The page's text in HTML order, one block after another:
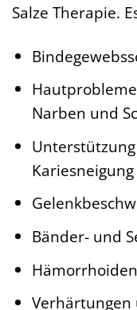
Salze Therapie.
Narben und
Kariesneigung
Bänder- und
Hämorrhoiden
Verhärtungen